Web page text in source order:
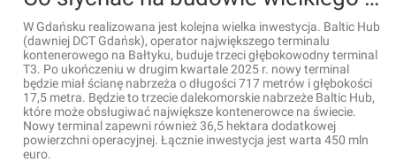
W Gdańsku realizowana jest kolejna wielka inwestycja. Baltic Hub
(dawniej DCT Gdańsk), operator największego terminalu
kontenerowego na Bałtyku, buduje trzeci głębokowodny terminal
T3. Po ukończeniu w drugim kwartale 2025 r. nowy terminal
będzie miał ścianę nabrzeża o długości 717 metrów i głębokości
17,5 metra. Będzie to trzecie dalekomorskie nabrzeże Baltic Hub,
które może obsługiwać największe kontenerowce na świecie.
Nowy terminal zapewni również 36,5 hektara dodatkowej
powierzchni operacyjnej. Łącznie inwestycja jest warta 450 mln
euro.